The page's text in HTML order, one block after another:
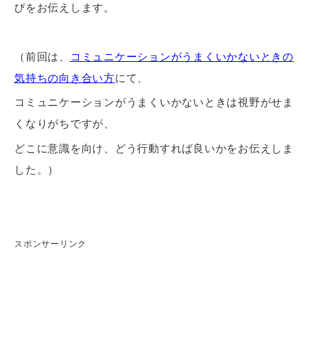
びをお伝えします。
（前回は、
コミュニケーションがうまくいかないときの
気持ちの向き合い方にて、
コミュニケーションがうまくいかないときは視野がせま
くなりがちですが、
どこに意識を向け、どう行動すれば良いかをお伝えしま
した。）
スポンサーリンク